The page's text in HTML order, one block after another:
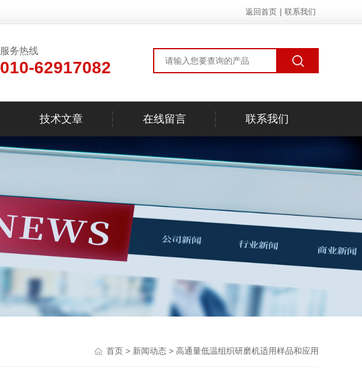
返回首页 联系我们
服务热线
010-62917082
技术文章 在线留言 联系我们
首页 > 新闻动态 > 高通量低温组织研磨机适用样品和应用